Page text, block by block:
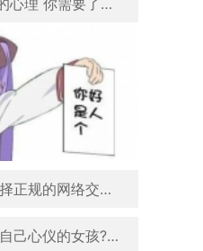
01.女性拒绝男性的心理 你需要了解这些
02.寂寞交友请选择正规的网络交友平台
03.想要成功追到自己心仪的女孩?这5个忌讳男人一定不能犯